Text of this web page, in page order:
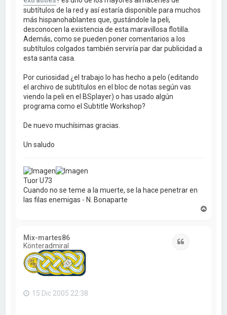
subtítulos de la red y así estaría disponible para muchos
más hispanohablantes que, gustándole la peli,
desconocen la existencia de esta maravillosa flotilla.
Además, como se pueden poner comentarios a los
subtítulos colgados también serviría par dar publicidad a
esta santa casa.
Por curiosidad ¿el trabajo lo has hecho a pelo (editando
el archivo de subtítulos en el bloc de notas según vas
viendo la peli en el BSplayer) o has usado algún
programa como el Subtitle Workshop?
De nuevo muchísimas gracias.
Un saludo
Tuor U73
Cuando no se teme a la muerte, se la hace penetrar en
las filas enemigas - N. Bonaparte
Mix-martes86
Könteradmiral
15 Dic 2005 22:38